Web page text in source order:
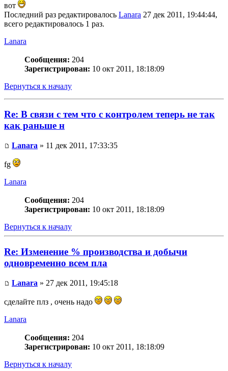
вот
Последний раз редактировалось Lanara 27 дек 2011, 19:44:44,
всего редактировалось 1 раз.
Lanara
Сообщения: 204
Зарегистрирован: 10 окт 2011, 18:18:09
Вернуться к началу
Re: В связи с тем что с контролем теперь не так
как раньше н
Lanara » 11 дек 2011, 17:33:35
fg
Lanara
Сообщения: 204
Зарегистрирован: 10 окт 2011, 18:18:09
Вернуться к началу
Re: Изменение % производства и добычи
одновременно всем пла
Lanara » 27 дек 2011, 19:45:18
сделайте плз , очень надо
Lanara
Сообщения: 204
Зарегистрирован: 10 окт 2011, 18:18:09
Вернуться к началу